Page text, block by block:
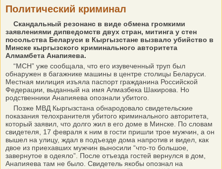
Политический криминал
Скандальный резонанс в виде обмена громкими
заявлениями дипведомств двух стран, митинга у стен
посольства Беларуси в Кыргызстане вызвало убийство в
Минске кыргызского криминального авторитета
Алмамбета Анапияева.
“МСН” уже сообщала, что его изувеченный труп был
обнаружен в багажнике машины в центре столицы Беларуси.
Местная милиция изъяла паспорт гражданина Российской
Федерации, выданный на имя Алмазбека Шакирова. Но
родственники Анапияева опознали убитого.
Позже МВД Кыргызстана обнародовало свидетельские
показания телохранителя убитого криминального авторитета,
который заявил, что долго жил в его доме в Минске. По словам
свидетеля, 17 февраля к ним в гости пришли трое мужчин, а он
вышел на улицу, ждал в подъезде дома напротив и видел, как
двое из приехавших мужчин выносили “что-то большое,
завернутое в одеяло”. После отъезда гостей вернулся в дом,
Анапияева там не было. Свидетель якобы опознал на